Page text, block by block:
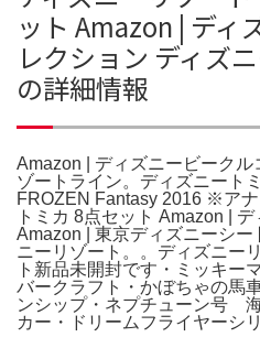
ット Amazon | ディ
レクション ディズ
の詳細情報
Amazon | ディズニービークル
ゾートライン。ディズニート
FROZEN Fantasy 2016 ※ア
トミカ 8点セット Amazon | デ
Amazon | 東京ディズニーシ
ニーリゾート。。ディズニ
ト新品未開封です・ミッキー
バークラフト・かぼちゃの馬
ンシップ・ネプチューン号
カー・ドリームフライヤーシリ